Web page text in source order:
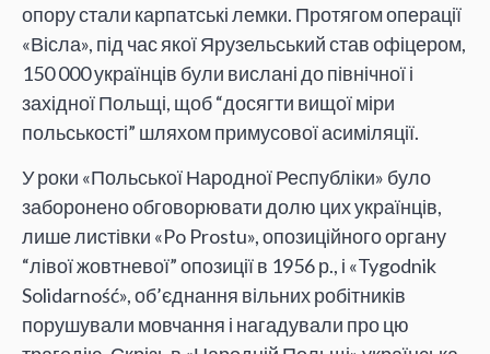
опору стали карпатські лемки. Протягом операції
«Вісла», під час якої Ярузельський став офіцером,
150 000 українців були вислані до північної і
західної Польщі, щоб “досягти вищої міри
польськості” шляхом примусової асиміляції.
У роки «Польської Народної Республіки» було
заборонено обговорювати долю цих українців,
лише листівки «Po Prostu», опозиційного органу
“лівої жовтневої” опозиції в 1956 р., і «Tygodnik
Solidarność», об’єднання вільних робітників
порушували мовчання і нагадували про цю